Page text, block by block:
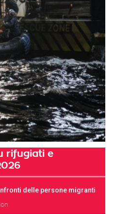
rifugiati e
delle persone migranti